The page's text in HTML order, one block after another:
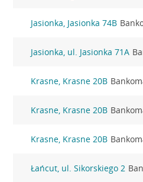
Jasionka, Jasionka 74B
Jasionka, ul. Jasionka 71A
Krasne, Krasne 20B
Krasne, Krasne 20B
Krasne, Krasne 20B
Łańcut, ul. Sikorskiego 2